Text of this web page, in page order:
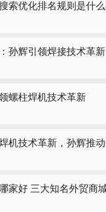
索优化排名规则是什么
孙辉引领焊接技术革新
螺柱焊机技术革新
机技术革新，孙辉推
家好 三大知名外贸商